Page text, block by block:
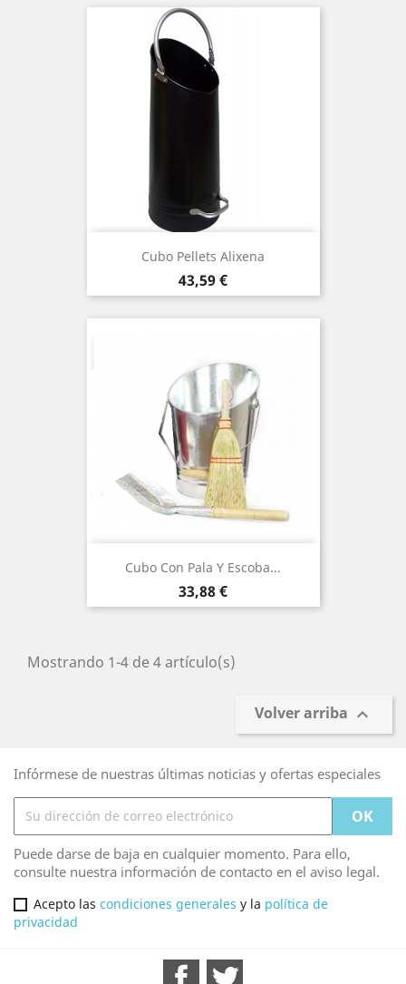
Cubo Pellets Alixena
Precio
43,59 €
Cubo Con Pala Y Escoba...
Precio
33,88 €
Mostrando 1-4 de 4 artículo(s)
Volver arriba 
Infórmese de nuestras últimas noticias y ofertas especiales
Puede darse de baja en cualquier momento. Para ello,
consulte nuestra información de contacto en el aviso legal.
Acepto las condiciones generales y la política de
privacidad
Facebook